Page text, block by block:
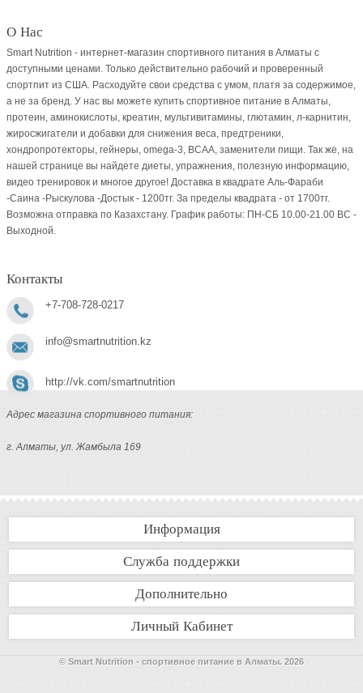
О Нас
Smart Nutrition - интернет-магазин спортивного питания в Алматы с
доступными ценами. Только действительно рабочий и проверенный
спортпит из США. Расходуйте свои средства с умом, платя за содержимое,
а не за бренд. У нас вы можете купить спортивное питание в Алматы,
протеин, аминокислоты, креатин, мультивитамины, глютамин, л-карнитин,
жиросжигатели и добавки для снижения веса, предтреники,
хондропротекторы, гейнеры, omega-3, BCAA, заменители пищи. Так же, на
нашей странице вы найдете диеты, упражнения, полезную информацию,
видео тренировок и многое другое! Доставка в квадрате Аль-Фараби
-Саина -Рыскулова -Достык - 1200тг. За пределы квадрата - от 1700тг.
Возможна отправка по Казахстану. График работы: ПН-СБ 10.00-21.00 ВC -
Выходной.
Контакты
+7-708-728-0217
info@smartnutrition.kz
http://vk.com/smartnutrition
Адрес магазина спортивного питания:
г. Алматы, ул. Жамбыла 169
Информация
Служба поддержки
Дополнительно
Личный Кабинет
© Smart Nutrition - спортивное питание в Алматы. 2026